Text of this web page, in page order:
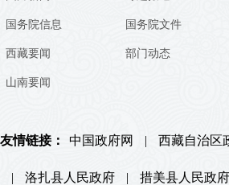
国务院信息
西藏要闻
山南要闻
国务院文件
部门动态
友情链接： 中国政府网 | 西藏自治区
| 洛扎县人民政府 | 措美县人民政府